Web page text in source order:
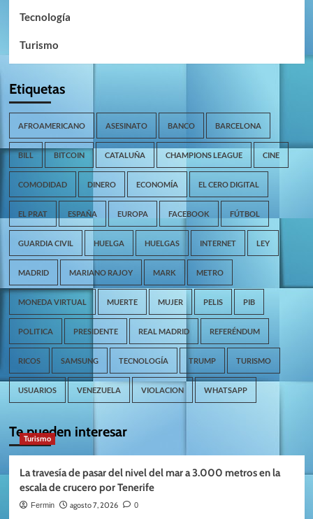
Tecnología
Turismo
Etiquetas
AFROAMERICANO ASESINATO BANCO BARCELONA
BILL BITCOIN CATALUÑA CHAMPIONS LEAGUE CINE
COMODIDAD DINERO ECONOMÍA EL CERO DIGITAL
EL PRAT ESPAÑA EUROPA FACEBOOK FÚTBOL
GUARDIA CIVIL HUELGA HUELGAS INTERNET LEY
MADRID MARIANO RAJOY MARK METRO
MONEDA VIRTUAL MUERTE MUJER PELIS PIB
POLITICA PRESIDENTE REAL MADRID REFERÉNDUM
RICOS SAMSUNG TECNOLOGÍA TRUMP TURISMO
USUARIOS VENEZUELA VIOLACION WHATSAPP
Te pueden interesar
Turismo
La travesía de pasar del nivel del mar a 3.000 metros en la
escala de crucero por Tenerife
Fermin agosto 7, 2026 0